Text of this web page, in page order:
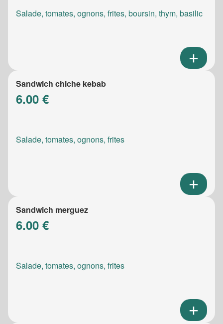
Salade, tomates, ognons, frites, boursin, thym, basilic
Sandwich chiche kebab
6.00 €
Salade, tomates, ognons, frites
Sandwich merguez
6.00 €
Salade, tomates, ognons, frites